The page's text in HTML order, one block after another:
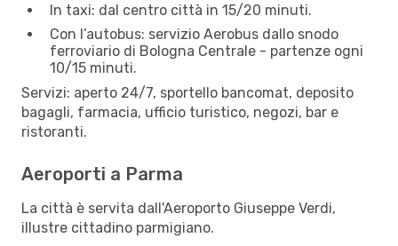
In taxi: dal centro città in 15/20 minuti.
Con l’autobus: servizio Aerobus dallo snodo
ferroviario di Bologna Centrale - partenze ogni
10/15 minuti.
Servizi: aperto 24/7, sportello bancomat, deposito
bagagli, farmacia, ufficio turistico, negozi, bar e
ristoranti.
Aeroporti a Parma
La città è servita dall'Aeroporto Giuseppe Verdi,
illustre cittadino parmigiano.